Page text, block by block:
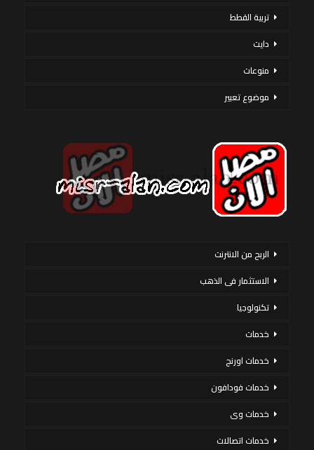
تربية القطط
دايت
منوعات
موضوع تعبير
الربح من الانترنت
الاستثمار فى الذهب
تكنولوجيا
خدمات
خدمات اورنج
خدمات فودافون
خدمات وى
خدمات اتصالات